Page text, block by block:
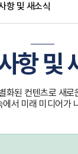
항 및 새소식
항 및
화된 컨텐츠로 새로
서 미래 미디어가